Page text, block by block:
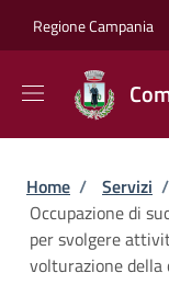
Regione Campania
Briciole
Home / Servizi /
Occupazione di
per svolgere
volturazione della